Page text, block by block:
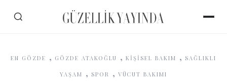
EN GÖZDE , GÖZDE ATAKOĞLU , KİŞİSEL BAKIM , SAĞLIKLI
YAŞAM , SPOR , VÜCUT BAKIMI